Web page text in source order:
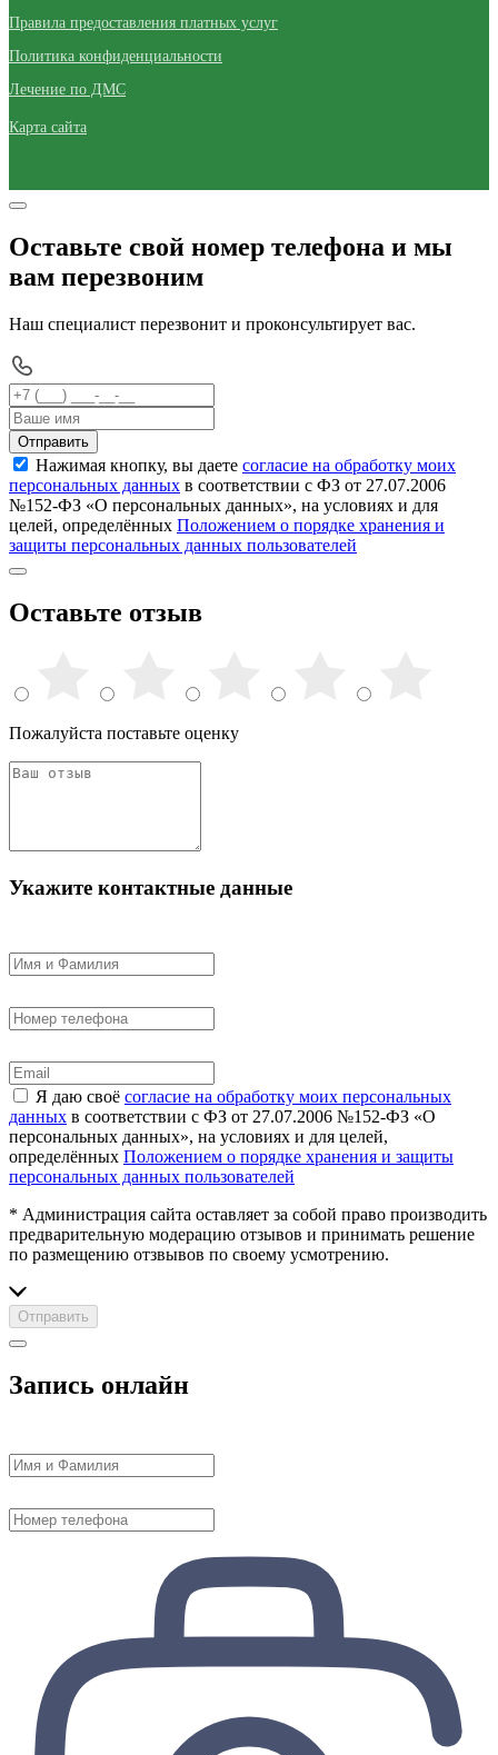
Правила предоставления платных услуг
Политика конфиденциальности
Лечение по ДМС
Карта сайта
Оставьте свой номер телефона и мы
вам перезвоним
Наш специалист перезвонит и проконсультирует вас.
Отправить
Нажимая кнопку, вы даете согласие на обработку моих
персональных данных в соответствии с ФЗ от 27.07.2006
№152-ФЗ «О персональных данных», на условиях и для
целей, определённых Положением о порядке хранения и
защиты персональных данных пользователей
Оставьте отзыв
Пожалуйста поставьте оценку
Укажите контактные данные
Я даю своё согласие на обработку моих персональных
данных в соответствии с ФЗ от 27.07.2006 №152-ФЗ «О
персональных данных», на условиях и для целей,
определённых Положением о порядке хранения и защиты
персональных данных пользователей
* Администрация сайта оставляет за собой право производить
предварительную модерацию отзывов и принимать решение
по размещению отзвывов по своему усмотрению.
Отправить
Запись онлайн